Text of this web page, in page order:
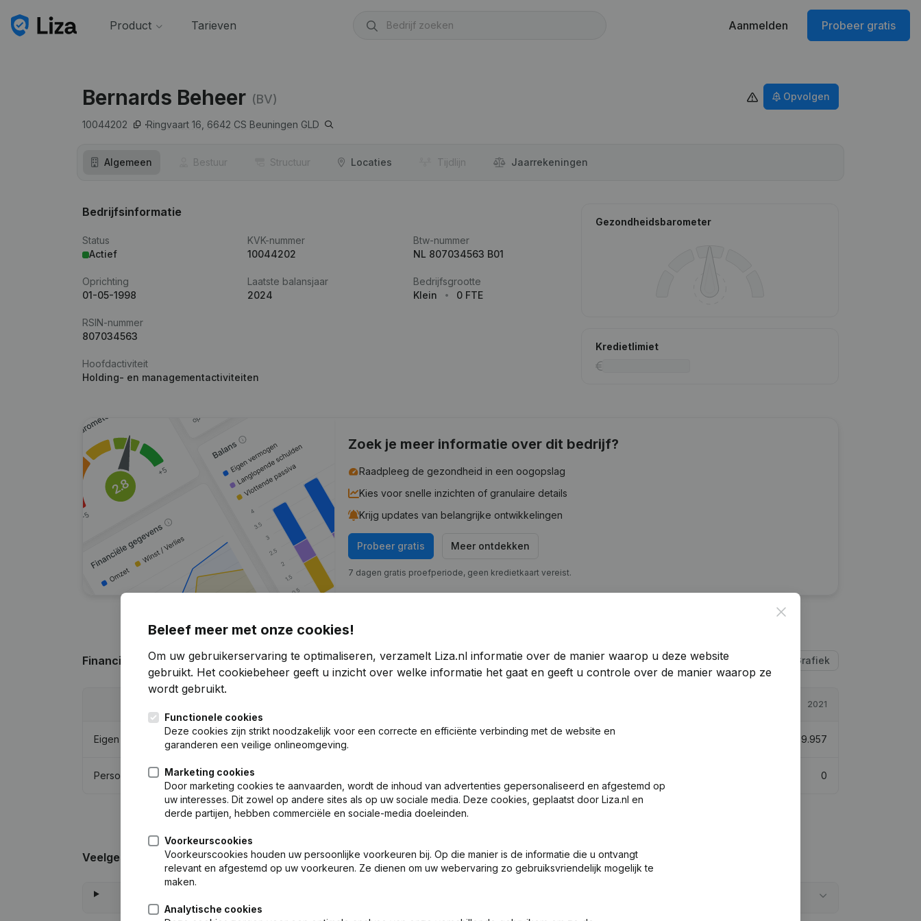
Product Tarieven Aanmelden Probeer gratis
Bernards Beheer (BV)
10044202 Ringvaart 16, 6642 CS Beuningen GLD
Opvolgen
Algemeen Bestuur Structuur Locaties Tijdlijn Jaar­rekeningen
Bedrijfsinformatie
Status
Actief
KVK-nummer
10044202
Btw-nummer
NL 807034563 B01
Oprichting
01-05-1998
Laatste balansjaar
2024
Bedrijfsgrootte
Klein
0 FTE
RSIN-nummer
807034563
Hoofdactiviteit
Holding- en managementactiviteiten
Gezondheidsbarometer
Kredietlimiet
Zoek je meer informatie over dit bedrijf?
Raadpleeg de gezondheid in een oogopslag
Kies voor snelle inzichten of granulaire details
Krijg updates van belangrijke ontwikkelingen
Probeer gratis Meer ontdekken
7 dagen gratis proefperiode, geen kredietkaart vereist.
Financiële gegevensvan Bernards Beheer Grafiek
2021
Eigen vermogen 253.730 11,39% 159.957
Personeel 0
Veelgestelde vragen
Close
Beleef meer met onze cookies!
Om uw gebruikerservaring te optimaliseren, verzamelt Liza.nl informatie over de manier waarop u deze website
gebruikt. Het cookiebeheer geeft u inzicht over welke informatie het gaat en geeft u controle over de manier waarop ze
wordt gebruikt.
Functionele cookies
Deze cookies zijn strikt noodzakelijk voor een correcte en efficiënte verbinding met de website en
garanderen een veilige onlineomgeving.
Marketing cookies
Door marketing cookies te aanvaarden, wordt de inhoud van advertenties gepersonaliseerd en afgestemd op
uw interesses. Dit zowel op andere sites als op uw sociale media. Deze cookies, geplaatst door Liza.nl en
derde partijen, hebben commerciële en sociale-media doeleinden.
Voorkeurscookies
Voorkeurscookies houden uw persoonlijke voorkeuren bij. Op die manier is de informatie die u ontvangt
relevant en afgestemd op uw voorkeuren. Ze dienen om uw webervaring zo gebruiksvriendelijk mogelijk te
maken.
Analytische cookies